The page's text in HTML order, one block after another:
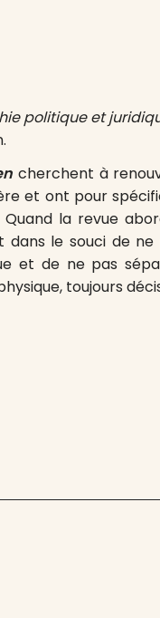
politique et
cherchent à
et ont pour
la revue
dans le souci de ne
et de ne pas
toujours